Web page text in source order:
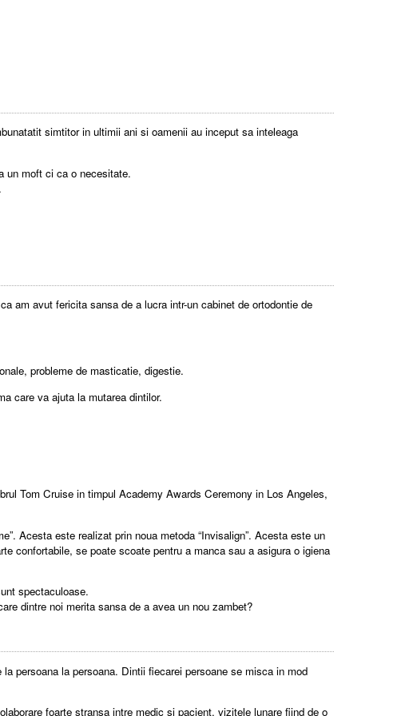
simtitor in ultimii ani si oamenii au inceput sa inteleaga
un moft ci ca o necesitate.
am avut fericita sansa de a lucra intr-un cabinet de ortodontie de
probleme de masticatie, digestie.
care va ajuta la mutarea dintilor.
Tom Cruise in timpul Academy Awards Ceremony in Los Angeles,
Acesta este realizat prin noua metoda “Invisalign”. Acesta este un
confortabile, se poate scoate pentru a manca sau a asigura o igiena
spectaculoase.
dintre noi merita sansa de a avea un nou zambet?
persoana la persoana. Dintii fiecarei persoane se misca in mod
foarte stransa intre medic si pacient, vizitele lunare fiind de o